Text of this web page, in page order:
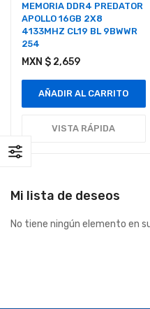
MEMORIA DDR4 PREDATOR
APOLLO 16GB 2X8
4133MHZ CL19 BL 9BWWR
254
MXN $ 2,659
AÑADIR AL CARRITO
VISTA RÁPIDA
Mi lista de deseos
No tiene ningún elemento en